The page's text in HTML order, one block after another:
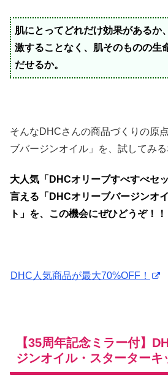
肌にとってどれだけ効果があるか
激することなく、肌そのものの生
だせるか。
そんなDHCさんの商品づくりの原
ブバージンオイル」を、試してみる
大人気「DHCオリーブすべすべセ
言える「DHCオリーブバージンオ
ト」を、この機会にぜひどうぞ！！
DHC人気商品が最大70%OFF！
【35周年記念ミラー付】
ジンオイル・スターターキ